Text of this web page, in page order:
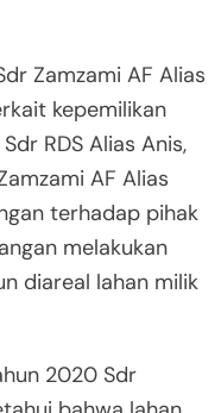
Zamzami AF Alias
kepemilikan
RDS Alias Anis,
AF Alias
terhadap pihak
melakukan
diareal lahan milik
2020 Sdr